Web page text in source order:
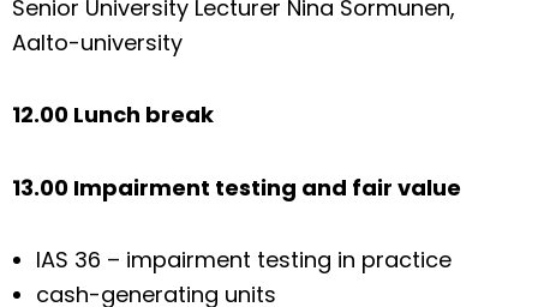
Senior University Lecturer Nina Sormunen,
Aalto-university
12.00 Lunch break
13.00 Impairment testing and fair value
IAS 36 – impairment testing in practice
cash-generating units